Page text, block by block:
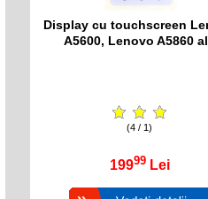
Display cu touchscreen
A5600, Lenovo A5860
(4 / 1)
19999 Lei